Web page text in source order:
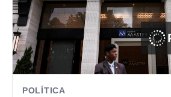
POLÍTICA